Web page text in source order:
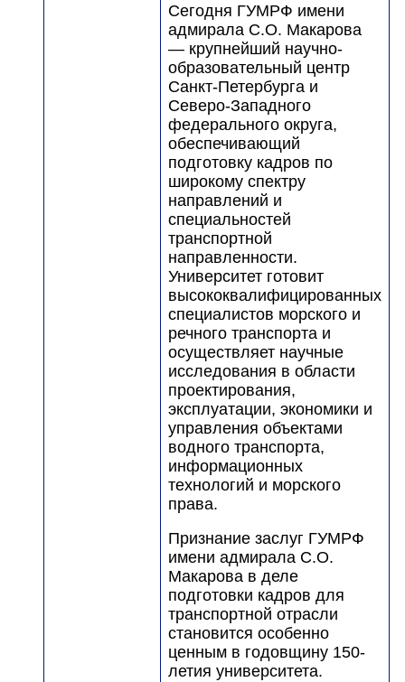
Сегодня ГУМРФ имени
адмирала С.О. Макарова
— крупнейший научно-
образовательный центр
Санкт-Петербурга и
Северо-Западного
федерального округа,
обеспечивающий
подготовку кадров по
широкому спектру
направлений и
специальностей
транспортной
направленности.
Университет готовит
высококвалифицированных
специалистов морского и
речного транспорта и
осуществляет научные
исследования в области
проектирования,
эксплуатации, экономики и
управления объектами
водного транспорта,
информационных
технологий и морского
права.
Признание заслуг ГУМРФ
имени адмирала С.О.
Макарова в деле
подготовки кадров для
транспортной отрасли
становится особенно
ценным в годовщину 150-
летия университета.